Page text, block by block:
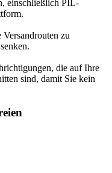
einschließlich PIL-
zu
die auf Ihre
sind, damit Sie kein